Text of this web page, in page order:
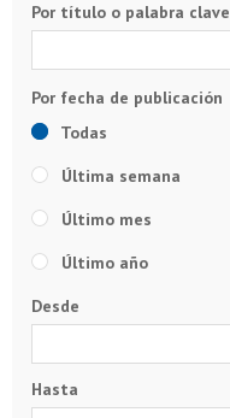
Por título o palabra clave
Todas
Última semana
Último mes
Último año
Desde
Hasta